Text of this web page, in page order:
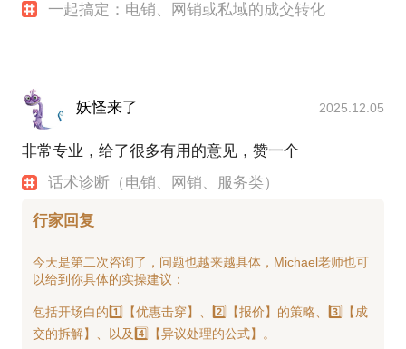
1V1沟通
❤️约定3
10分钟内，不能檫出火花
咨询费全免，零风险约见
……
经验很贵，
没有经验更贵。
行家指路，少走弯路。
的精神与科学的方法……
的体验交流吗？
一起聊聊吧，也许有一句话，正好是你所需要的！
关键词：【客户服务】【客户体验】【呼叫中心
【客服中心】【客户中心】
Michael 敬畏 每一次约见的信任与托付，为保证约见
效果，不开通 “边吃边聊”或多人一起的约见。
如果你对自己的话术还没有把握，
或者明知效果不好，又不知道哪里有问题。
指出你话术中的“减分项”，
再指导你如何做好实战。
如果你觉得收获很大，
还可以继续约我话术设计的私教。
约见前，
如能将问题发给我，我会做精确的准备
也没有关系，来一场即兴分享，一样也畅快
❤️约定2
1V1沟通
输出亲自整理的脑图或纪要，帮你 落地生效
❤️约定3
8分钟内，不能檫出火花
一起搞定：电销、网销或私域的成交转化
妖怪来了 2025.12.05
非常专业，给了很多有用的意见，赞一个
话术诊断（电销、网销、服务类）
行家回复
今天是第二次咨询了，问题也越来越具体，Michael老师也可
以给到你具体的实操建议：
包括开场白的1️⃣【优惠击穿】、2️⃣【报价】的策略、3️⃣【成
交的拆解】、以及4️⃣【异议处理的公式】。